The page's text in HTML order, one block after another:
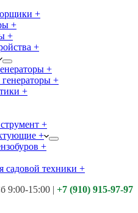
+
+
+
+
+
+
+
+
+
+
садовой техники +
д.113
9:00-15:00 | +7 (910) 915-97-97